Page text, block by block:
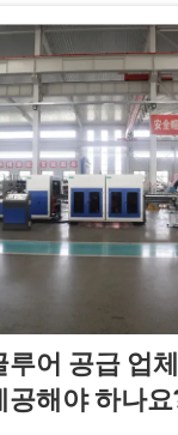
루어 공급 업
공해야 하나요